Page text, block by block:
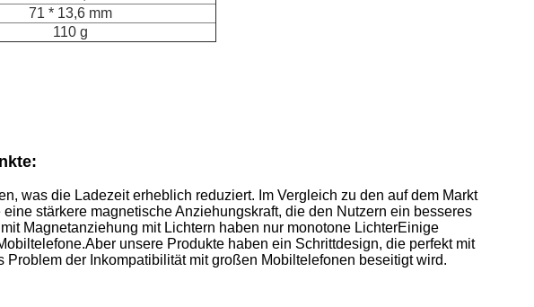
71 * 13,6 mm
110 g
was die Ladezeit erheblich reduziert. Im Vergleich zu den auf dem Markt
stärkere magnetische Anziehungskraft, die den Nutzern ein besseres
Magnetanziehung mit Lichtern haben nur monotone LichterEinige
unsere Produkte haben ein Schrittdesign, die perfekt mit
der Inkompatibilität mit großen Mobiltelefonen beseitigt wird.